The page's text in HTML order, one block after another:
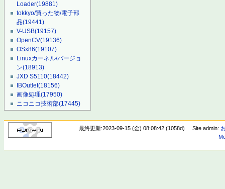
Loader(19881)
tokkyo/買った物/電子部
品(19441)
V-USB(19157)
OpenCV(19136)
OSx86(19107)
Linuxカーネル/バージョ
ン(18913)
JXD S5110(18442)
IBOutlet(18156)
画像処理(17950)
ニコニコ技術部(17445)
最終更新:2023-09-15 (金) 08:08:42 (1058d) Site admin: